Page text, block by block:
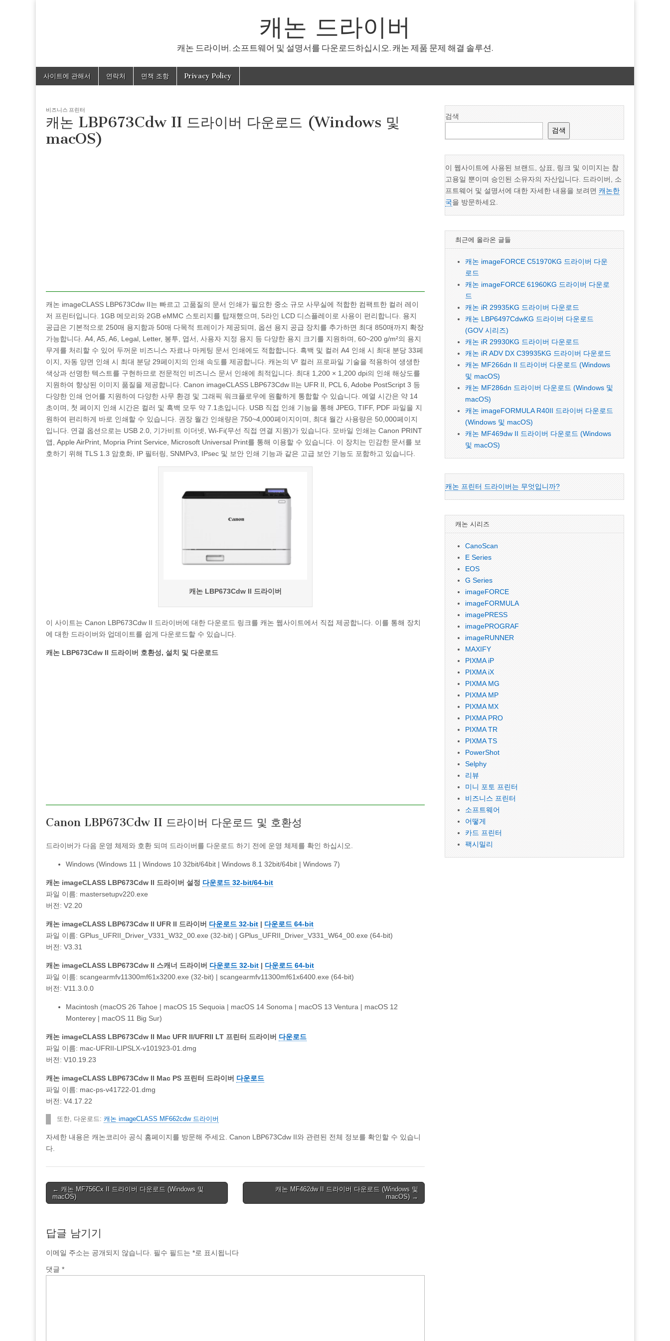
캐논 드라이버
캐논 드라이버, 소프트웨어 및 설명서를 다운로드하십시오. 캐논 제품 문제 해결 솔루션.
Main
menu
Skip
사이트에 관해서 연락처 면책 조항 Privacy Policy
비즈니스 프린터
캐논 LBP673Cdw II 드라이버 다운로드 (Windows 및
macOS)
캐논 imageCLASS LBP673Cdw II는 빠르고 고품질의 문서 인쇄가 필요한 중소 규모 사무실에 적합한 컴팩트한 컬러 레이
저 프린터입니다. 1GB 메모리와 2GB eMMC 스토리지를 탑재했으며, 5라인 LCD 디스플레이로 사용이 편리합니다. 용지
공급은 기본적으로 250매 용지함과 50매 다목적 트레이가 제공되며, 옵션 용지 공급 장치를 추가하면 최대 850매까지 확장
가능합니다. A4, A5, A6, Legal, Letter, 봉투, 엽서, 사용자 지정 용지 등 다양한 용지 크기를 지원하며, 60~200 g/m²의 용지
무게를 처리할 수 있어 두꺼운 비즈니스 자료나 마케팅 문서 인쇄에도 적합합니다. 흑백 및 컬러 A4 인쇄 시 최대 분당 33페
이지, 자동 양면 인쇄 시 최대 분당 29페이지의 인쇄 속도를 제공합니다. 캐논의 V² 컬러 프로파일 기술을 적용하여 생생한
색상과 선명한 텍스트를 구현하므로 전문적인 비즈니스 문서 인쇄에 최적입니다. 최대 1,200 × 1,200 dpi의 인쇄 해상도를
지원하여 향상된 이미지 품질을 제공합니다. Canon imageCLASS LBP673Cdw II는 UFR II, PCL 6, Adobe PostScript 3 등
다양한 인쇄 언어를 지원하여 다양한 사무 환경 및 그래픽 워크플로우에 원활하게 통합할 수 있습니다. 예열 시간은 약 14
초이며, 첫 페이지 인쇄 시간은 컬러 및 흑백 모두 약 7.1초입니다. USB 직접 인쇄 기능을 통해 JPEG, TIFF, PDF 파일을 지
원하여 편리하게 바로 인쇄할 수 있습니다. 권장 월간 인쇄량은 750~4,000페이지이며, 최대 월간 사용량은 50,000페이지
입니다. 연결 옵션으로는 USB 2.0, 기가비트 이더넷, Wi-Fi(무선 직접 연결 지원)가 있습니다. 모바일 인쇄는 Canon PRINT
앱, Apple AirPrint, Mopria Print Service, Microsoft Universal Print를 통해 이용할 수 있습니다. 이 장치는 민감한 문서를 보
호하기 위해 TLS 1.3 암호화, IP 필터링, SNMPv3, IPsec 및 보안 인쇄 기능과 같은 고급 보안 기능도 포함하고 있습니다.
캐논 LBP673Cdw II 드라이버
이 사이트는 Canon LBP673Cdw II 드라이버에 대한 다운로드 링크를 캐논 웹사이트에서 직접 제공합니다. 이를 통해 장치
에 대한 드라이버와 업데이트를 쉽게 다운로드할 수 있습니다.
캐논 LBP673Cdw II 드라이버 호환성, 설치 및 다운로드
Canon LBP673Cdw II 드라이버 다운로드 및 호환성
드라이버가 다음 운영 체제와 호환 되며 드라이버를 다운로드 하기 전에 운영 체제를 확인 하십시오.
Windows (Windows 11 | Windows 10 32bit/64bit | Windows 8.1 32bit/64bit | Windows 7)
캐논 imageCLASS LBP673Cdw II 드라이버 설정 다운로드 32-bit/64-bit
파일 이름: mastersetupv220.exe
버전: V2.20
캐논 imageCLASS LBP673Cdw II UFR II 드라이버 다운로드 32-bit | 다운로드 64-bit
파일 이름: GPlus_UFRII_Driver_V331_W32_00.exe (32-bit) | GPlus_UFRII_Driver_V331_W64_00.exe (64-bit)
버전: V3.31
캐논 imageCLASS LBP673Cdw II 스캐너 드라이버 다운로드 32-bit | 다운로드 64-bit
파일 이름: scangearmfv11300mf61x3200.exe (32-bit) | scangearmfv11300mf61x6400.exe (64-bit)
버전: V11.3.0.0
Macintosh (macOS 26 Tahoe | macOS 15 Sequoia | macOS 14 Sonoma | macOS 13 Ventura | macOS 12
Monterey | macOS 11 Big Sur)
캐논 imageCLASS LBP673Cdw II Mac UFR II/UFRII LT 프린터 드라이버 다운로드
파일 이름: mac-UFRII-LIPSLX-v101923-01.dmg
버전: V10.19.23
캐논 imageCLASS LBP673Cdw II Mac PS 프린터 드라이버 다운로드
파일 이름: mac-ps-v41722-01.dmg
버전: V4.17.22
또한, 다운로드: 캐논 imageCLASS MF662cdw 드라이버
자세한 내용은 캐논코리아 공식 홈페이지를 방문해 주세요. Canon LBP673Cdw II와 관련된 전체 정보를 확인할 수 있습니
다.
Post
navigation
← 캐논 MF756Cx II 드라이버 다운로드 (Windows 및
macOS)
캐논 MF462dw II 드라이버 다운로드 (Windows 및
macOS) →
답글 남기기
이메일 주소는 공개되지 않습니다. 필수 필드는 *로 표시됩니다
댓글 *
검색
검색
이 웹사이트에 사용된 브랜드, 상표, 링크 및 이미지는 참
고용일 뿐이며 승인된 소유자의 자산입니다. 드라이버, 소
프트웨어 및 설명서에 대한 자세한 내용을 보려면캐논한
국을 방문하세요.
최근에 올라온 글들
캐논 imageFORCE C51970KG 드라이버 다운
로드
캐논 imageFORCE 61960KG 드라이버 다운로
드
캐논 iR 29935KG 드라이버 다운로드
캐논 LBP6497CdwKG 드라이버 다운로드
(GOV 시리즈)
캐논 iR 29930KG 드라이버 다운로드
캐논 iR ADV DX C39935KG 드라이버 다운로드
캐논 MF266dn II 드라이버 다운로드 (Windows
및 macOS)
캐논 MF286dn 드라이버 다운로드 (Windows 및
macOS)
캐논 imageFORMULA R40II 드라이버 다운로드
(Windows 및 macOS)
캐논 MF469dw II 드라이버 다운로드 (Windows
및 macOS)
캐논 프린터 드라이버는 무엇입니까?
캐논 시리즈
CanoScan
E Series
EOS
G Series
imageFORCE
imageFORMULA
imagePRESS
imagePROGRAF
imageRUNNER
MAXIFY
PIXMA iP
PIXMA iX
PIXMA MG
PIXMA MP
PIXMA MX
PIXMA PRO
PIXMA TR
PIXMA TS
PowerShot
Selphy
리뷰
미니 포토 프린터
비즈니스 프린터
소프트웨어
어떻게
카드 프린터
팩시밀리